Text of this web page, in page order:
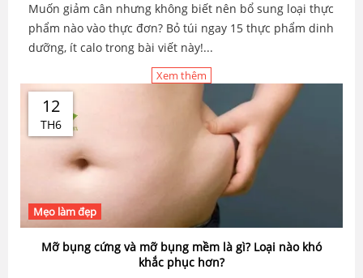
Muốn giảm cân nhưng không biết nên bổ sung loại thực
phẩm nào vào thực đơn? Bỏ túi ngay 15 thực phẩm dinh
dưỡng, ít calo trong bài viết này!...
Xem thêm
12
TH6
Mẹo làm đẹp
Mỡ bụng cứng và mỡ bụng mềm là gì? Loại nào khó
khắc phục hơn?